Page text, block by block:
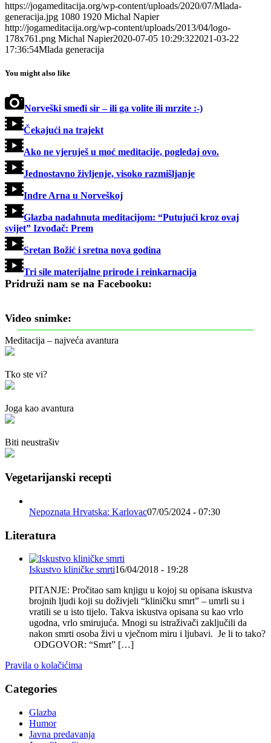
https://jogameditacija.org/wp-content/uploads/2020/07/Mlada-
generacija.jpg 1080 1920 Michal Napier
http://jogameditacija.org/wp-content/uploads/2013/04/logo-
178x761.png Michal Napier2020-07-05 10:29:322021-03-22
17:36:54Mlada generacija
You might also like
Norveški smeđi sir – ili ga volite ili mrzite :-)
Čekajući na trajekt
Ako ne vjeruješ u moć meditacije, pogledaj ovo.
Jednostavno življenje, visoko razmišljanje
Indre Arna u Norveškoj
Glazba nadahnuta meditacijom: “Putujući kroz ovaj
svijet” Izvođač: Prem
Sretan Božić i sretna nova godina
Tri sile materijalne prirode i reinkarnacija
Pridruži nam se na Facebooku:
Video snimke:
Meditacija – najveća avantura
Tko ste vi?
Joga kao avantura
Biti neustrašiv
Vegetarijanski recepti
Nepoznata Hrvatska: Karlovac07/05/2024 - 07:30
Literatura
Iskustvo kliničke smrti16/04/2018 - 19:28
PITANJE: Pročitao sam knjigu u kojoj su opisana iskustva
brojnih ljudi koji su doživjeli “kliničku smrt” – umrli su i
vratili se u isto tijelo. Takva iskustva opisana su kao vrlo
ugodna, vrlo smirujuća. Mnogi su istraživači zaključili da
nakon smrti osoba živi u vječnom miru i ljubavi. Je li to tako?
ODGOVOR: “Smrt” […]
Pravila o kolačićima
Categories
Glazba
Humor
Javna predavanja